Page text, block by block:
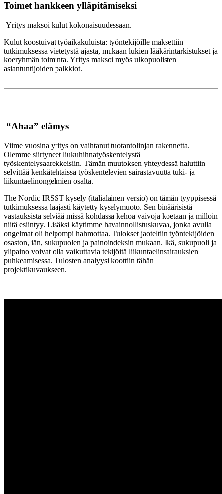
Toimet hankkeen ylläpitämiseksi
Yritys maksoi kulut kokonaisuudessaan.
Kulut koostuivat työaikakuluista: työntekijöille maksettiin
tutkimuksessa vietetystä ajasta, mukaan lukien lääkärintarkistukset ja
koeryhmän toiminta. Yritys maksoi myös ulkopuolisten
asiantuntijoiden palkkiot.
“Ahaa” elämys
Viime vuosina yritys on vaihtanut tuotantolinjan rakennetta.
Olemme siirtyneet liukuhihnatyöskentelystä
työskentelysaarekkeisiin. Tämän muutoksen yhteydessä haluttiin
selvittää kenkätehtaissa työskentelevien sairastavuutta tuki- ja
liikuntaelinongelmien osalta.
The Nordic IRSST kysely (italialainen versio) on tämän tyyppisessä
tutkimuksessa laajasti käytetty kyselymuoto. Sen binäärisistä
vastauksista selviää missä kohdassa kehoa vaivoja koetaan ja milloin
niitä esiintyy. Lisäksi käytimme havainnollistuskuvaa, jonka avulla
ongelmat oli helpompi hahmottaa. Tulokset jaoteltiin työntekijöiden
osaston, iän, sukupuolen ja painoindeksin mukaan. Ikä, sukupuoli ja
ylipaino voivat olla vaikuttavia tekijöitä liikuntaelinsairauksien
puhkeamisessa. Tulosten analyysi koottiin tähän
projektikuvaukseen.